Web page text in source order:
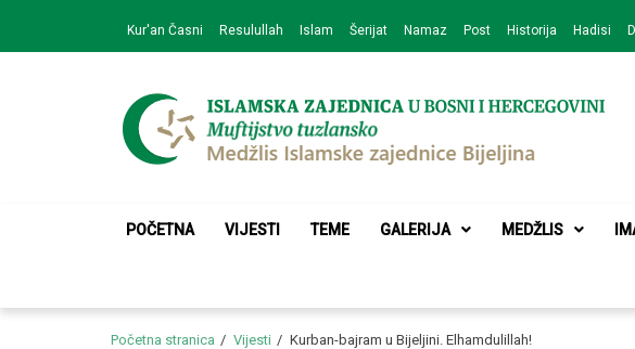
navigation
content
Kur'an Časni Resulullah Islam Šerijat Namaz Post Historija Hadisi
Medžlis Islamske
POČETNA VIJESTI TEME GALERIJA MEDŽLIS
Početna stranica Vijesti Kurban-bajram u Bijeljini. Elhamdulillah!